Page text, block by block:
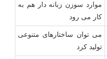
موارد سوزن زبانه دار هم به
کار می رود
می توان ساختارهای متنوعی
تولید کرد